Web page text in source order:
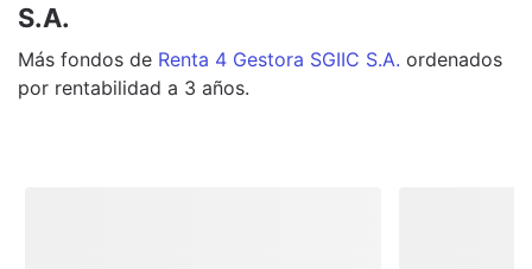
S.A.
Más fondos de Renta 4 Gestora SGIIC S.A. ordenados
por rentabilidad a 3 años.